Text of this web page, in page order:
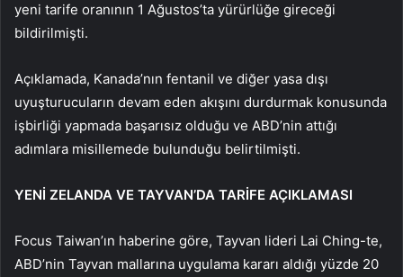
yeni tarife oranının 1 Ağustos’ta yürürlüğe gireceği
bildirilmişti.
Açıklamada, Kanada’nın fentanil ve diğer yasa dışı
uyuşturucuların devam eden akışını durdurmak konusunda
işbirliği yapmada başarısız olduğu ve ABD’nin attığı
adımlara misillemede bulunduğu belirtilmişti.
YENİ ZELANDA VE TAYVAN’DA TARİFE AÇIKLAMASI
Focus Taiwan’ın haberine göre, Tayvan lideri Lai Ching-te,
ABD’nin Tayvan mallarına uygulama kararı aldığı yüzde 20